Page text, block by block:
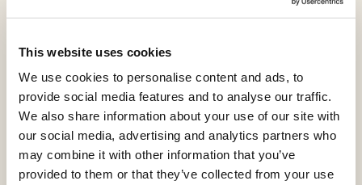
This website uses cookies
We use cookies to personalise content and ads, to
provide social media features and to analyse our traffic.
We also share information about your use of our site with
our social media, advertising and analytics partners who
may combine it with other information that you’ve
provided to them or that they’ve collected from your use
科学論文校閲
学術翻訳
ジャーナル推奨
その他の著者向けサービス